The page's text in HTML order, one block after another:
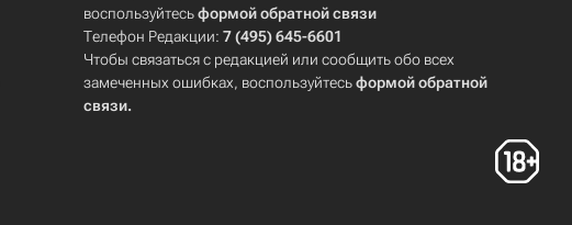
воспользуйтесьформой обратной связи
Телефон Редакции:7 (495) 645-6601
Чтобы связаться с редакцией или сообщить обо всех
замеченных ошибках, воспользуйтесьформой обратной
связи.